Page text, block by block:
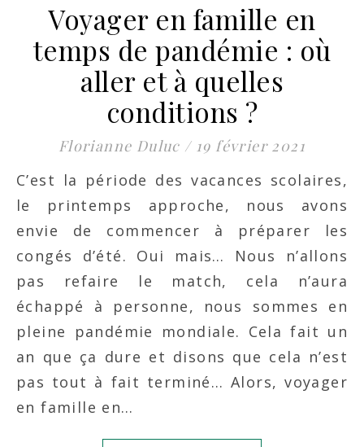
Voyager en famille en
temps de pandémie : où
aller et à quelles
conditions ?
Florianne Duluc / 19 février 2021
C’est la période des vacances scolaires,
le printemps approche, nous avons
envie de commencer à préparer les
congés d’été. Oui mais… Nous n’allons
pas refaire le match, cela n’aura
échappé à personne, nous sommes en
pleine pandémie mondiale. Cela fait un
an que ça dure et disons que cela n’est
pas tout à fait terminé… Alors, voyager
en famille en…